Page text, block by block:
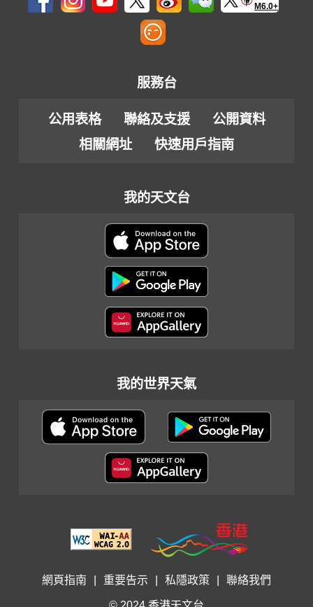
M6.0+
服務台
公用表格 聯絡及支援
公開資料
相關網址
快速用戶指南
我的天文台
我的世界天氣
網頁指南 重要告示 私隱政策 聯絡我們